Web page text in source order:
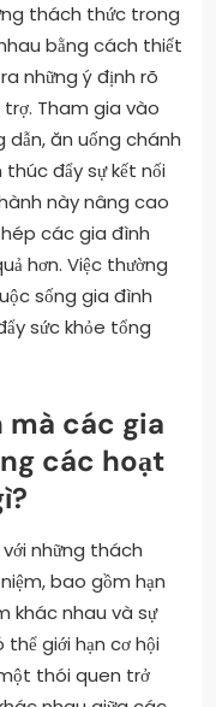
thách thức trong
bằng cách thiết
những ý định rõ
Tham gia vào
dẫn, ăn uống chánh
đẩy sự kết nối
này nâng cao
các gia đình
hơn. Việc thường
sống gia đình
sức khỏe tổng
mà các gia
các hoạt
những thách
bao gồm hạn
khác nhau và sự
giới hạn cơ hội
thói quen trở